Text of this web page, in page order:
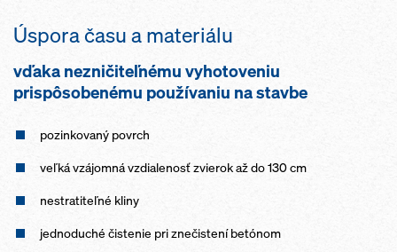
Úspora času a materiálu
vďaka nezničiteľnému vyhotoveniu
prispôsobenému používaniu na stavbe
pozinkovaný povrch
veľká vzájomná vzdialenosť zvierok až do 130 cm
nestratiteľné kliny
jednoduché čistenie pri znečistení betónom